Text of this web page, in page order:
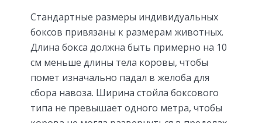
Стандартные размеры индивидуальных
боксов привязаны к размерам животных.
Длина бокса должна быть примерно на 10
см меньше длины тела коровы, чтобы
помет изначально падал в желоба для
сбора навоза. Ширина стойла боксового
типа не превышает одного метра, чтобы